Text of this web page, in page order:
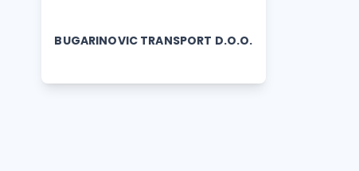
BUGARINOVIC TRANSPORT D.O.O.